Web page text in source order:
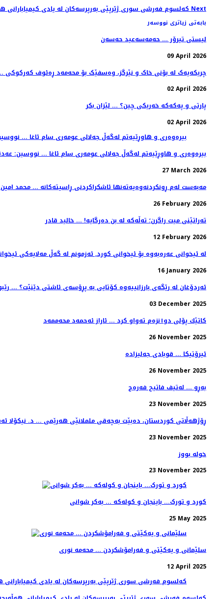
Next article: کەلسوم فەرشی سوری ژێرپێی بەرپرسەکان لە یادی کیمیابارانی هەڵەبجە کۆدەکاتەوەNext
بابەتی زیاتری نووسەر
لیستی تیرۆر ... حەمەسەعید حەسەن
09 April 2026
چریکەیەک لە بۆنی خاک و نێرگز، وەسفێک بۆ محەمەد ڕەئوف کەرکوکی
02 April 2026
پارتی و پەکەکە خەریکی چین؟ ... لێزان بکر
02 April 2026
بیره‌وه‌ری و هاوڕێیه‌تم لەگەڵ جه‌لالی عومەری سام ئاغا ... نووسین:
27 March 2026
مەبەست لەم ڕونکردنەوەیەتەنها ئاشکراکردنی ڕاسیتەکانە ... محمد
26 February 2026
تەراتێنی میت راگرن؛ تەڵەکە لە بن دەرگایە! ... خالید قادر
12 February 2026
لە ئیخوانى عەرەبەوە بۆ ئیخوانى کورد, ئەزمونم لە گەڵ مەلایەکى
16 January 2026
ئەردۆغان لە رێگەی بارزانییەوە کۆتایی بە پڕۆسەی ئاشتی دێنێت؟ ...
03 December 2025
کاتێك پۆلی دو١نزەم تەواو کرد ... ئاراز ئەحمەد محەممەد
26 November 2025
ئیرۆتیکا ... قوبادی جەلیزادە
26 November 2025
بەڕو ... لەتیف فاتیح فەرەج
23 November 2025
ڕۆژهەڵاتی کوردستان، دەبێت بەچەقی ململانێی هەرێمی ... د. نیکۆلا
23 November 2025
خولە بووز
23 November 2025
کورد و تورک... باینجان و کولەکە ... بەکر شوانی
25 May 2025
سلێمانی و یەکێتی و فەرامۆشکردن ... محەمە نوری
12 April 2025